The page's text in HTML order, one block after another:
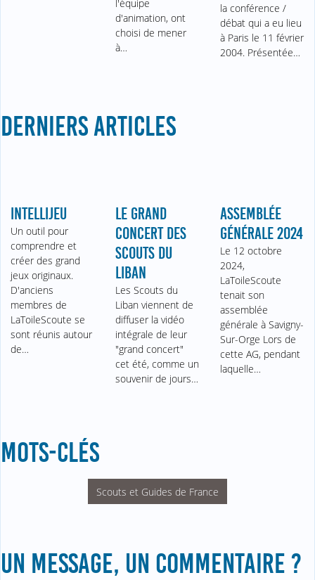
l'équipe
d'animation, ont
choisi de mener
à…
la conférence /
débat qui a eu lieu
à Paris le 11 février
2004. Présentée…
DERNIERS ARTICLES
INTELLIJEU
Un outil pour
comprendre et
créer des grand
jeux originaux.
D'anciens
membres de
LaToileScoute se
sont réunis autour
de…
LE GRAND
CONCERT DES
SCOUTS DU
LIBAN
Les Scouts du
Liban viennent de
diffuser la vidéo
intégrale de leur
"grand concert"
cet été, comme un
souvenir de jours…
ASSEMBLÉE
GÉNÉRALE 2024
Le 12 octobre
2024,
LaToileScoute
tenait son
assemblée
générale à Savigny-
Sur-Orge Lors de
cette AG, pendant
laquelle…
MOTS-CLÉS
Scouts et Guides de France
UN MESSAGE, UN COMMENTAIRE ?